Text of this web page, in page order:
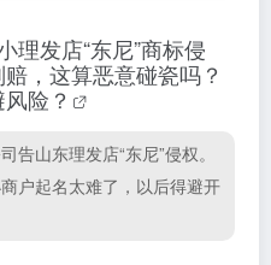
理发店“东尼”商标侵
，这算恶意碰瓷吗？
险？
告山东理发店“东尼”侵权。
户起名太难了，以后得避开